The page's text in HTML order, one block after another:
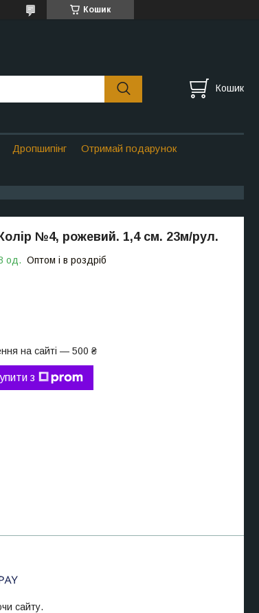
Кошик
Кошик
Дропшипінг Отримай подарунок
№4, рожевий. 1,4 см. 23м/рул.
од. Оптом і в роздріб
на сайті — 500 ₴
з
сайту.